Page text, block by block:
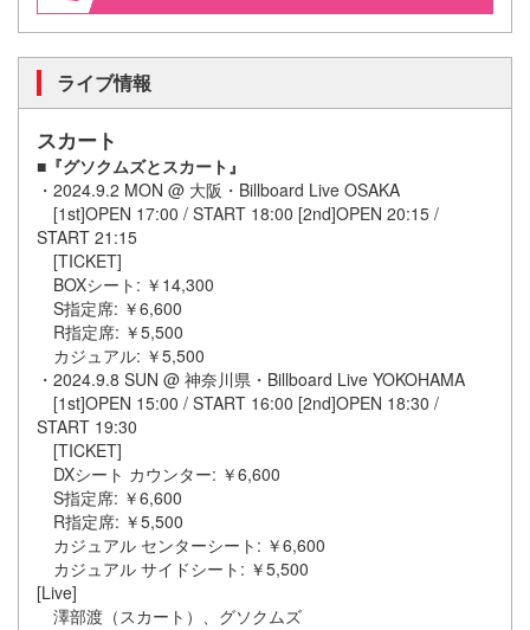
ライブ情報
スカート
■『グソクムズとスカート』
・2024.9.2 MON @ 大阪・Billboard Live OSAKA
[1st]OPEN 17:00 / START 18:00 [2nd]OPEN 20:15 /
START 21:15
[TICKET]
BOXシート: ￥14,300
S指定席: ￥6,600
R指定席: ￥5,500
カジュアル: ￥5,500
・2024.9.8 SUN @ 神奈川県・Billboard Live YOKOHAMA
[1st]OPEN 15:00 / START 16:00 [2nd]OPEN 18:30 /
START 19:30
[TICKET]
DXシート カウンター: ￥6,600
S指定席: ￥6,600
R指定席: ￥5,500
カジュアル センターシート: ￥6,600
カジュアル サイドシート: ￥5,500
[Live]
澤部渡（スカート）、グソクムズ